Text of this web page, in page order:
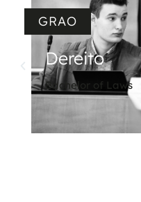
GRAO
Dereito
Bachelor of Laws